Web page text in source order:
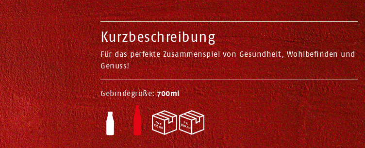
Kurzbeschreibung
Für das perfekte Zusammenspiel von Gesundheit, Wohlbefinden und
Genuss!
Gebindegröße: 700ml